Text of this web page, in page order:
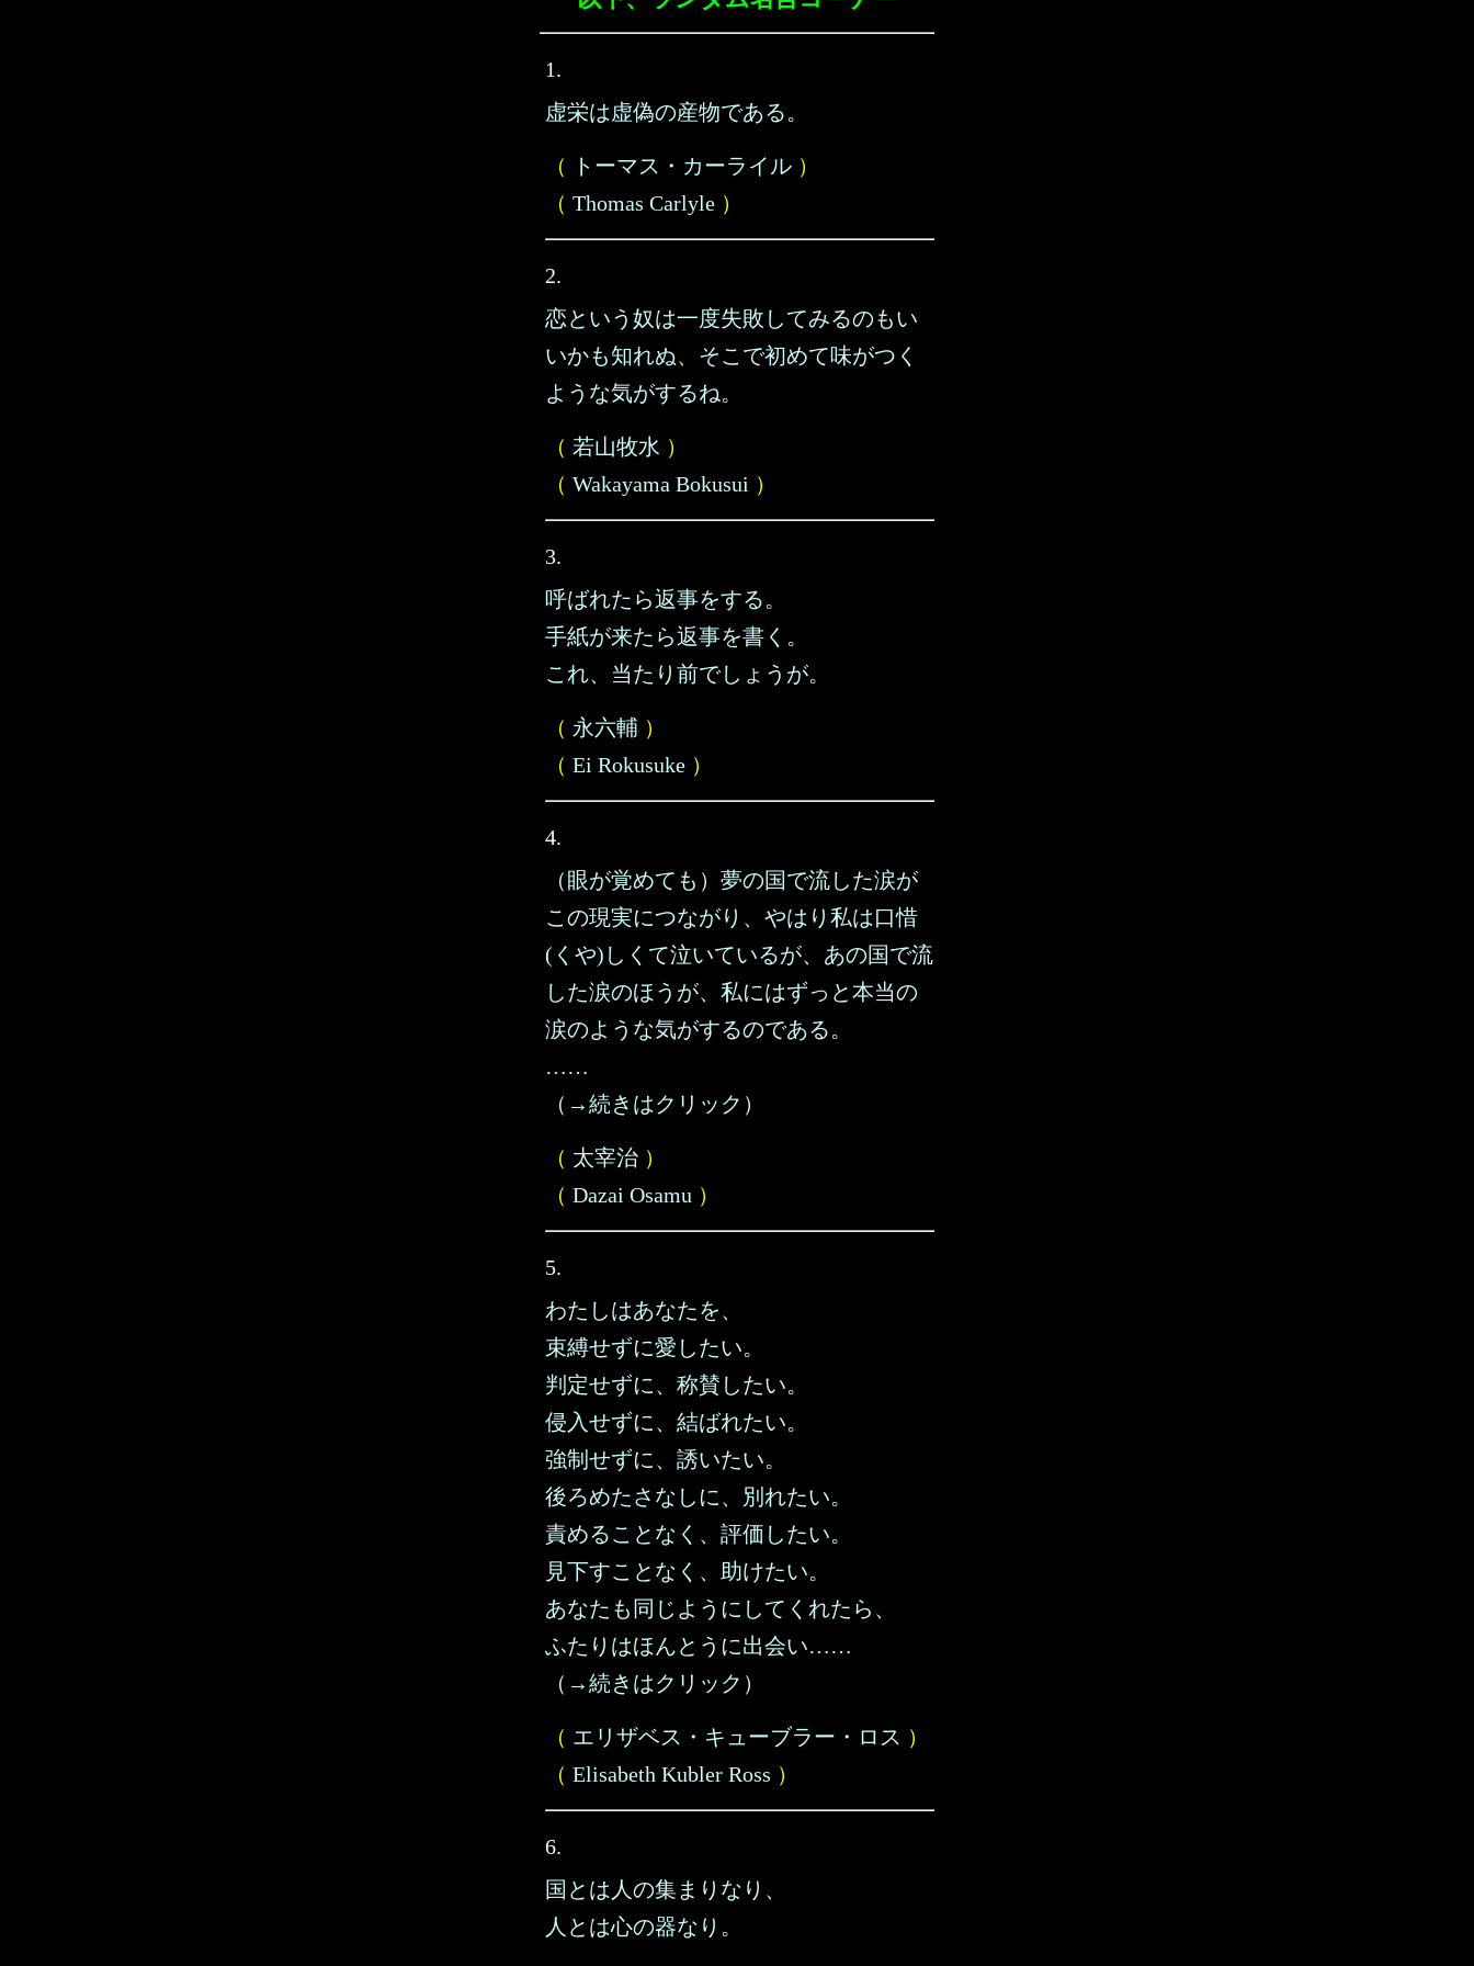
1.
虚栄は虚偽の産物である。
（ トーマス・カーライル ）
（ Thomas Carlyle ）
2.
恋という奴は一度失敗してみるのもい
いかも知れぬ、そこで初めて味がつく
ような気がするね。
（ 若山牧水 ）
（ Wakayama Bokusui ）
3.
呼ばれたら返事をする。
手紙が来たら返事を書く。
これ、当たり前でしょうが。
（ 永六輔 ）
（ Ei Rokusuke ）
4.
（眼が覚めても）夢の国で流した涙が
この現実につながり、やはり私は口惜
(くや)しくて泣いているが、あの国で流
した涙のほうが、私にはずっと本当の
涙のような気がするのである。
……
（→続きはクリック）
（ 太宰治 ）
（ Dazai Osamu ）
5.
わたしはあなたを、
束縛せずに愛したい。
判定せずに、称賛したい。
侵入せずに、結ばれたい。
強制せずに、誘いたい。
後ろめたさなしに、別れたい。
責めることなく、評価したい。
見下すことなく、助けたい。
あなたも同じようにしてくれたら、
ふたりはほんとうに出会い……
（→続きはクリック）
（ エリザベス・キューブラー・ロス ）
（ Elisabeth Kubler Ross ）
6.
国とは人の集まりなり、
人とは心の器なり。